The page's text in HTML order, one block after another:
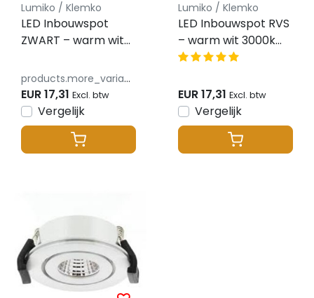
Lumiko / Klemko
LED Inbouwspot
ZWART – warm wit
Venice XPG
products.more_variants_available
EUR 17,31 Excl. btw
Vergelijk
Lumiko / Klemko
LED Inbouwspot RVS
– warm wit 3000k
2.1w - Lumiko Venice
EUR 17,31 Excl. btw
Vergelijk